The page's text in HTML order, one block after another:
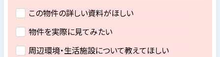
この物件の詳しい資料がほしい
物件を実際に見てみたい
周辺環境・生活施設について教えてほしい